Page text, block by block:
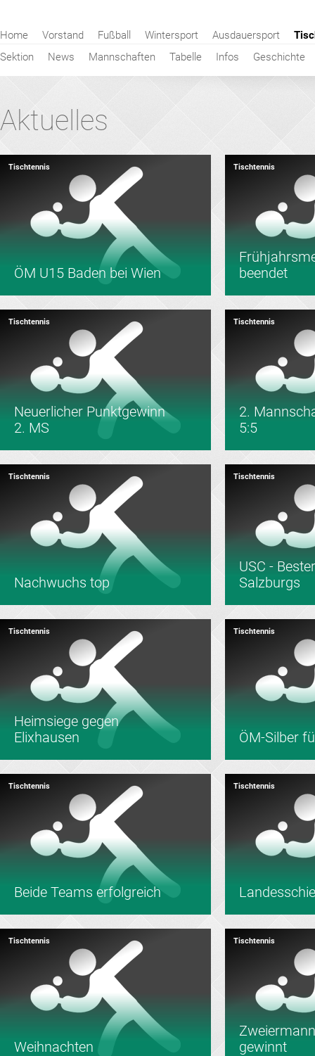
Navigation
Home Vorstand Fußball Wintersport Ausdauersport
Sektion
News Mannschaften Tabelle Infos Geschichte
Aktuelles
Tischtennis
ÖM U15 Baden bei Wien
Tischtennis
beendet
Tischtennis
Neuerlicher Punktgewinn
2. MS
Tischtennis
2.
5:5
Tischtennis
Nachwuchs top
Tischtennis
USC -
Salzburgs
Tischtennis
Heimsiege gegen
Elixhausen
Tischtennis
ÖM-Silber
Tischtennis
Beide Teams erfolgreich
Tischtennis
Tischtennis
Weihnachten
Tischtennis
gewinnt